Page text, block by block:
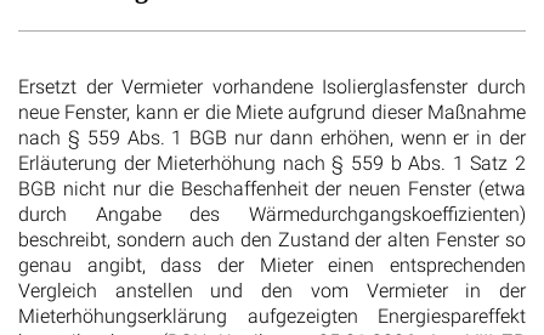
Ersetzt der Vermieter vorhandene Isolierglasfenster durch
neue Fenster, kann er die Miete aufgrund dieser Maßnahme
nach § 559 Abs. 1 BGB nur dann erhöhen, wenn er in der
Erläuterung der Mieterhöhung nach § 559 b Abs. 1 Satz 2
BGB nicht nur die Beschaffenheit der neuen Fenster (etwa
durch Angabe des Wärmedurchgangskoeffizienten)
beschreibt, sondern auch den Zustand der alten Fenster so
genau angibt, dass der Mieter einen entsprechenden
Vergleich anstellen und den vom Vermieter in der
Mieterhöhungserklärung aufgezeigten Energiespareffekt